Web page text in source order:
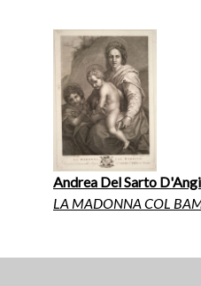
Andrea Del Sarto
LA MADONNA COL